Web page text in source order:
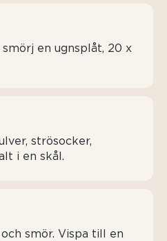
en ugnsplåt, 20 x
strösocker,
i en skål.
smör. Vispa till en